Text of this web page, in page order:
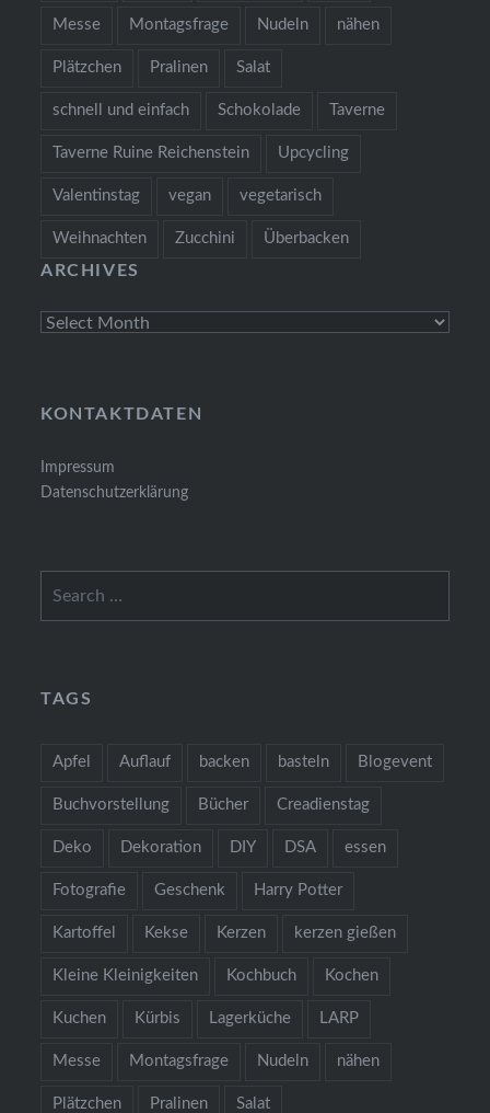
Messe Montagsfrage Nudeln nähen
Plätzchen Pralinen Salat
schnell und einfach Schokolade Taverne
Taverne Ruine Reichenstein Upcycling
Valentinstag vegan vegetarisch
Weihnachten Zucchini Überbacken
ARCHIVES
Archives
KONTAKTDATEN
Impressum
Datenschutzerklärung
TAGS
Apfel Auflauf backen basteln Blogevent
Buchvorstellung Bücher Creadienstag
Deko Dekoration DIY DSA essen
Fotografie Geschenk Harry Potter
Kartoffel Kekse Kerzen kerzen gießen
Kleine Kleinigkeiten Kochbuch Kochen
Kuchen Kürbis Lagerküche LARP
Messe Montagsfrage Nudeln nähen
Plätzchen Pralinen Salat